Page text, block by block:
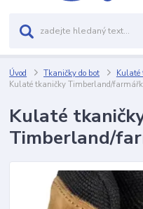
Úvod Tkaničky do bot Kulaté
Kulaté tkaničky Timberland/
Kulaté
Timberland/